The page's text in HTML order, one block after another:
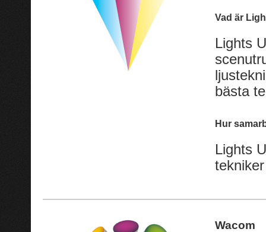
Vad är
Lights
bästa
Hur
Lights
Wacom